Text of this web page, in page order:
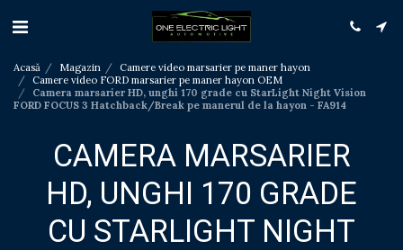
Acasă Magazin
Camere video marsarier pe maner hayon
Camere video FORD marsarier pe maner hayon OEM
Camera marsarier HD, unghi 170 grade cu StarLight Night Vision
FORD FOCUS 3 Hatchback/Break pe manerul de la hayon - FA914
CAMERA MARSARIER
HD, UNGHI 170 GRADE
CU STARLIGHT NIGHT